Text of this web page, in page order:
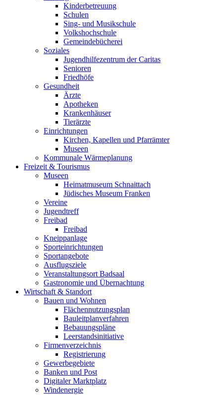
Kinderbetreuung
Schulen
Sing- und Musikschule
Volkshochschule
Gemeindebücherei
Soziales
Jugendhilfezentrum der Caritas
Senioren
Friedhöfe
Gesundheit
Ärzte
Apotheken
Krankenhäuser
Tierärzte
Einrichtungen
Kirchen, Kapellen und Pfarrämter
Museen
Kommunale Wärmeplanung
Freizeit & Tourismus
Museen
Heimatmuseum Schnaittach
Jüdisches Museum Franken
Vereine
Jugendtreff
Freibad
Freibad
Kneippanlage
Sporteinrichtungen
Sportangebote
Ausflugsziele
Veranstaltungsort Badsaal
Gastronomie und Übernachtung
Wirtschaft & Standort
Bauen und Wohnen
Flächennutzungsplan
Bauleitplanverfahren
Bebauungspläne
Leerstandsinitiative
Firmenverzeichnis
Registrierung
Gewerbegebiete
Banken und Post
Digitaler Marktplatz
Windenergie